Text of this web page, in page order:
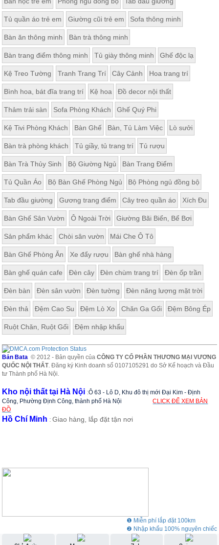
Tủ quần áo trẻ em Giường cũi trẻ em Sofa thông minh
Bàn ăn thông minh Bàn trà thông minh
Bàn trang điểm thông minh Tủ giày thông minh Ghế độc lạ
Kệ Treo Tường Tranh Trang Trí Cây Cảnh Hoa trang trí
Bình hoa, bát đĩa trang trí Kệ hoa Đồ decor nội thất
Thảm trải sàn Sofa Phòng Khách Ghế Quý Phi
Kệ Tivi Phòng Khách Bàn Ghế Bàn, Tủ Làm Việc Lò sưởi
Bàn trà phòng khách Tủ giầy, tủ trang trí Tủ rượu
Bàn Trà Thủy Sinh Bộ Giường Ngủ Bàn Trang Điểm
Tủ Quần Áo Bộ Bàn Ghế Phòng Ngủ Bộ Phòng ngủ đồng bộ
Tab đầu giường Gương trang điểm Cây treo quần áo Xích Đu
Bàn Ghế Sân Vườn Ô Ngoài Trời Giường Bãi Biển, Bể Bơi
Sản phẩm khác Chòi sân vườn Mái Che Ô Tô
Bàn Ghế Phòng Ăn Xe đẩy rượu Bàn ghế nhà hàng
Bàn ghế quán cafe Đèn cây Đèn chùm trang trí Đèn ốp trần
Đèn bàn Đèn sân vườn Đèn tường Đèn năng lượng mặt trời
Đèn thả Đệm Cao Su Đệm Lò Xo Chăn Ga Gối Đệm Bông Ép
Ruột Chăn, Ruột Gối Đệm nhập khẩu
Bản Bata © 2012 - Bản quyền củaCÔNG TY CỔ PHẦN THƯƠNG MẠI VƯƠNG
QUỐC NỘI THẤT. Đăng ký Kinh doanh số 0107105291 do Sở Kế hoạch và Đầu
tư Thành phố Hà Nội.
Kho nội thất tại Hà Nội :Ô 63 - Lô D, Khu đô thị mới Đại Kim - Định
Công, Phường Định Công, thành phố Hà Nội
CLICK ĐỂ XEM BẢN
ĐỒ
Hồ Chí Minh :Giao hàng, lắp đặt tận nơi
❶ Miễn phí lắp đặt 100km
❷ Nhập khẩu 100% nguyên chiếc
❸ Showroom rộng 3000m2